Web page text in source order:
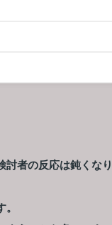
討者の反応は鈍くなり